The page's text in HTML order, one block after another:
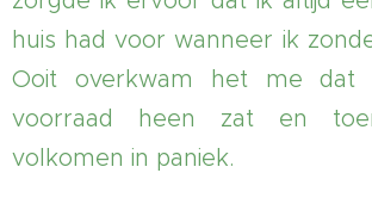
huis had voor wanneer ik
Ooit overkwam het me dat
voorraad heen zat en
volkomen in paniek.